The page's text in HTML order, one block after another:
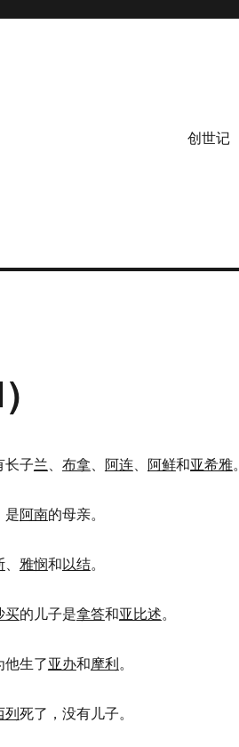
创世记
长子兰 布拿 阿连、 阿鲜和亚希雅。
是阿南的母亲。
、 雅悯和以结。
买的儿子是拿答和亚比述。
他生了亚办和摩利。
列死了，没有儿子。